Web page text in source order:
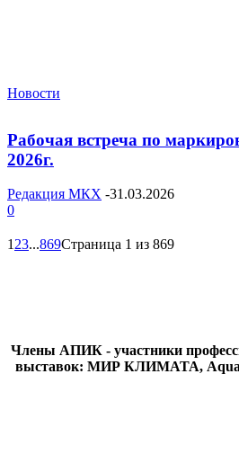
Новости
Рабочая встреча по
2026г.
Редакция МКХ -31.03.2026
0
1 23...869Страница 1 из 869
Члены АПИК - участники
выставок: МИР КЛИМАТА,